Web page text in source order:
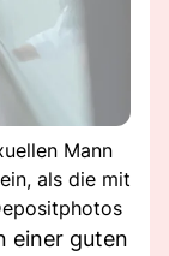
Mann
als die mit
einer guten